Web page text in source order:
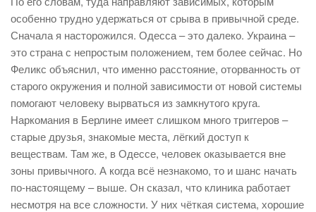
особенно трудно удержаться от срыва в привычной среде.
Сначала я насторожился. Одесса – это далеко. Украина –
это страна с непростым положением, тем более сейчас. Но
Феликс объяснил, что именно расстояние, оторванность от
старого окружения и полной зависимости от новой системы
помогают человеку вырваться из замкнутого круга.
Наркомания в Берлине имеет слишком много триггеров –
старые друзья, знакомые места, лёгкий доступ к
веществам. Там же, в Одессе, человек оказывается вне
зоны привычного. А когда всё незнакомо, то и шанс начать
по-настоящему – выше. Он сказал, что клиника работает
несмотря на все сложности. У них чёткая система, хорошие